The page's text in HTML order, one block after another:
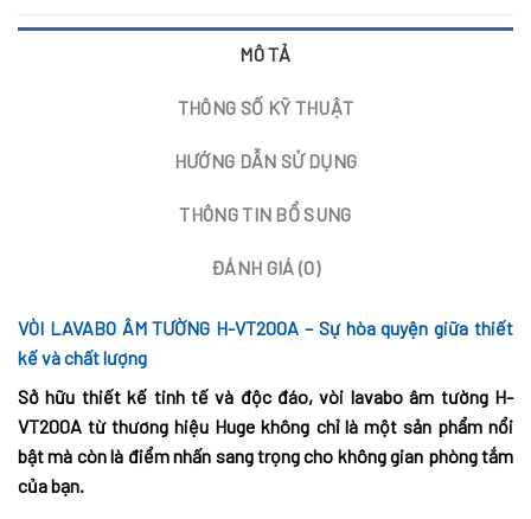
MÔ TẢ
THÔNG SỐ KỸ THUẬT
HƯỚNG DẪN SỬ DỤNG
THÔNG TIN BỔ SUNG
ĐÁNH GIÁ (0)
VÒI LAVABO ÂM TƯỜNG H-VT200A – Sự hòa quyện giữa thiết
kế và chất lượng
Sở hữu thiết kế tinh tế và độc đáo, vòi lavabo âm tường H-
VT200A từ thương hiệu Huge không chỉ là một sản phẩm nổi
bật mà còn là điểm nhấn sang trọng cho không gian phòng tắm
của bạn.